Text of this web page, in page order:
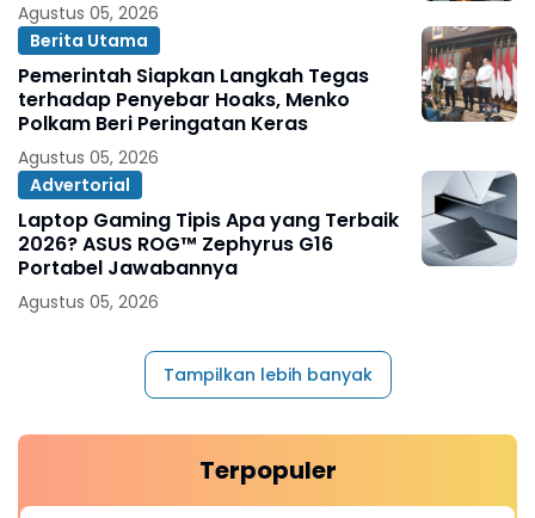
Agustus 05, 2026
Berita Utama
Pemerintah Siapkan Langkah Tegas
terhadap Penyebar Hoaks, Menko
Polkam Beri Peringatan Keras
Agustus 05, 2026
Advertorial
Laptop Gaming Tipis Apa yang Terbaik
2026? ASUS ROG™ Zephyrus G16
Portabel Jawabannya
Agustus 05, 2026
Tampilkan lebih banyak
Terpopuler